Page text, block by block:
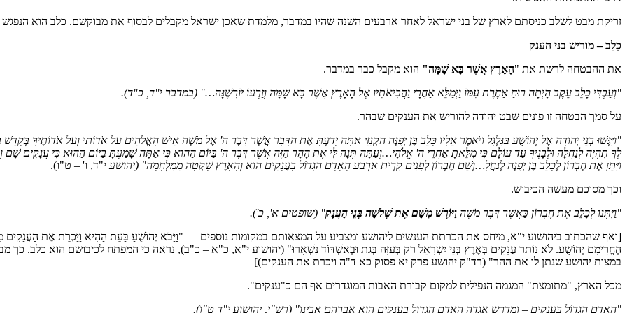
זריקת מבט לשלב כניסתם לארץ של בני ישראל לאחר ארבעים השנה שהיו במדבר, מלמדת שאכן ישראל מקבלים לבסוף את מבוקשם. כלב הוא הנפגש
כָלֵב – מוריש בני הענק
את ההבטחה לרשת את "הָאָרֶץ אֲשֶׁר בָּא שָׁמָּה" הוא מקבל כבר במדבר.
"וְעַבְדִּי כָלֵב עֵקֶב הָיְתָה רוּחַ אַחֶרֶת עִמּוֹ וַיְמַלֵּא אַחֲרָי וַהֲבִיאֹתִיו אֶל הָאָרֶץ אֲשֶׁר בָּא שָׁמָּה וְזַרְעוֹ יוֹרִשֶׁנָּה…" (במדבר י"ד, כ"ד).
על סמך הבטחה זו פונים שבט יהודה להוריש את הענקים שבהר.
"וַיִּגְּשׁוּ בְנֵי יְהוּדָה אֶל יְהוֹשֻׁעַ בַּגִּלְגָּל וַיֹּאמֶר אֵלָיו כָּלֵב בֶּן יְפֻנֶּה הַקְּנִזִּי אַתָּה יָדַעְתָּ אֶת הַדָּבָר אֲשֶׁר דִּבֶּר ה' אֶל מֹשֶׁה אִישׁ הָאֱלֹהִים עַל אֹדוֹתַי וְעַל אֹדוֹתֶיךָ
לְךָ תִהְיֶה לְנַחֲלָה וּלְבָנֶיךָ עַד עוֹלָם כִּי מִלֵּאתָ אַחֲרֵי ה' אֱלֹהָי…וְעַתָּה תְּנָה לִּי אֶת הָהָר הַזֶּה אֲשֶׁר דִּבֶּר ה' בַּיּוֹם הַהוּא כִּי אַתָּה שָׁמַעְתָּ בַיּוֹם הַהוּא כִּי עֲנָקִים שָׁם
וַיִּתֵּן אֶת חֶבְרוֹן לְכָלֵב בֶּן יְפֻנֶּה לְנַחֲלָ…וְשֵׁם חֶבְרוֹן לְפָנִים קִרְיַת אַרְבַּע הָאָדָם הַגָּדוֹל בָּעֲנָקִים הוּא וְהָאָרֶץ שָׁקְטָה מִמִּלְחָמָה" (יהושע י"ד, ו' – ט"ו).
וכך מסוכם מעשה הכיבוש.
"וַיִּתְּנוּ לְכָלֵב אֶת חֶבְרוֹן כַּאֲשֶׁר דִּבֶּר מֹשֶׁה וַיּוֹרֶשׁ מִשָּׁם אֶת שְׁלֹשָׁה בְּנֵי הָעֲנָק" (שופטים א', כ').
[ואף שהכתוב ביהושוע י"א, מיחס את הכרתת הענשים ליהושע ומצביע על המצאותם במקומות נוספים – "וַיָּבֹא יְהוֹשֻׁעַ בָּעֵת הַהִיא וַיַּכְרֵת אֶת הָעֲנָקִים
הֶחֱרִימָם יְהוֹשֻׁעַ. לֹא נוֹתַר עֲנָקִים בְּאֶרֶץ בְּנֵי יִשְׂרָאֵל רַק בְּעַזָּה בְּגַת וּבְאַשְׁדּוֹד נִשְׁאָרוּ" (יהושוע י"א, כ"א – כ"ב), נראה כי המפתח לכיבושם הוא כלב.
במצות יהושע שנתן לו את ההר" (רד"ק יהושע פרק יא פסוק כא ד"ה ויכרת את הענקים)]
מכל הארץ, "מתומצת" המגמה הנפילית למקום קבורת האבות המוגדרים אף הם כ"ענקים".
"הָאָדָם הַגָּדוֹל בָּעֲנָקִים – ומדרש אגדה האדם הגדול בענקים הוא אברהם אבינו" (רש"י, יהושוע י"ד ט"ו).